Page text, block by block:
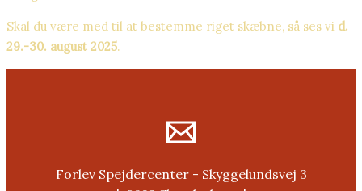
Skal du være med til at bestemme riget skæbne, så ses vi d.
29.-30. august 2025.
Forlev Spejdercenter - Skyggelundsvej 3